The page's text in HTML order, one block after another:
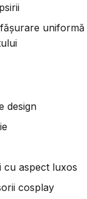
uniformă
design
cu aspect luxos
cosplay